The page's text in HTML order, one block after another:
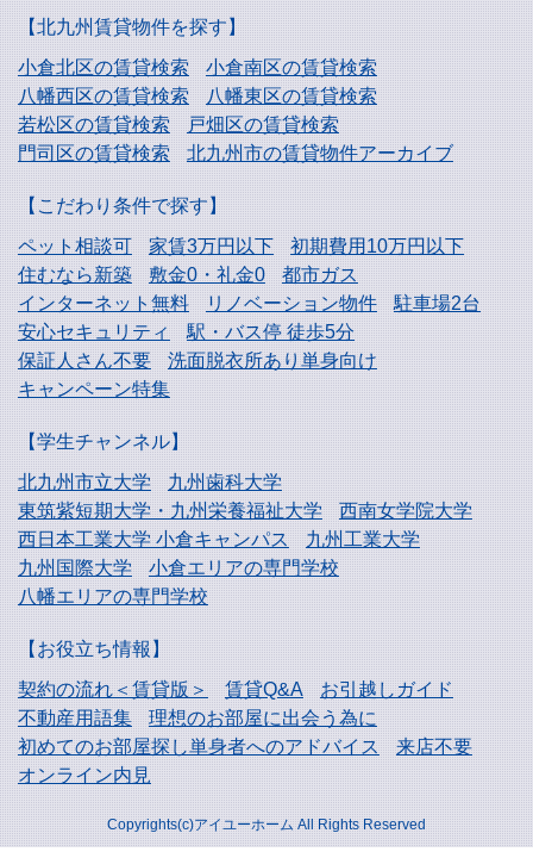
【北九州賃貸物件を探す】
小倉北区の賃貸検索
小倉南区の賃貸検索
八幡西区の賃貸検索
八幡東区の賃貸検索
若松区の賃貸検索
戸畑区の賃貸検索
門司区の賃貸検索
北九州市の賃貸物件アーカイブ
【こだわり条件で探す】
ペット相談可
家賃3万円以下
初期費用10万円以下
住むなら新築
敷金0・礼金0
都市ガス
インターネット無料
リノベーション物件
駐車場2台
安心セキュリティ
駅・バス停 徒歩5分
保証人さん不要
洗面脱衣所あり単身向け
キャンペーン特集
【学生チャンネル】
北九州市立大学
九州歯科大学
東筑紫短期大学・九州栄養福祉大学
西南女学院大学
西日本工業大学小倉キャンパス
九州工業大学
九州国際大学
小倉エリアの専門学校
八幡エリアの専門学校
【お役立ち情報】
契約の流れ＜賃貸版＞
賃貸Q&A
お引越しガイド
不動産用語集
理想のお部屋に出会う為に
初めてのお部屋探し単身者へのアドバイス
来店不要
オンライン内見
Copyrights(c)アイユーホーム All Rights Reserved